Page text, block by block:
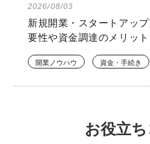
2026/08/03
新規開業・スタートアッ
要性や資金調達のメリッ
開業ノウハウ 資金・手続き
お役立